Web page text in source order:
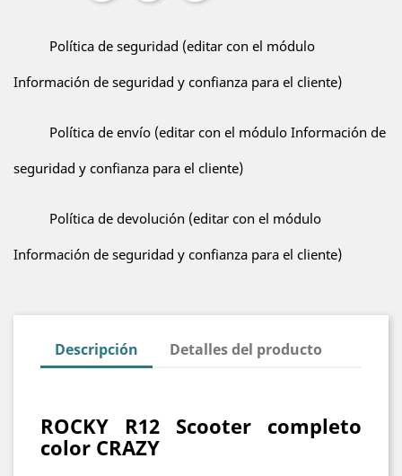
Política de seguridad (editar con el módulo
Información de seguridad y confianza para el cliente)
Política de envío (editar con el módulo Información de
seguridad y confianza para el cliente)
Política de devolución (editar con el módulo
Información de seguridad y confianza para el cliente)
Descripción Detalles del producto
ROCKY R12 Scooter completo
color CRAZY